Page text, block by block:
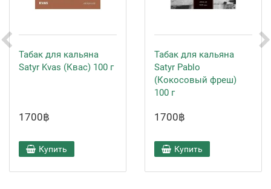
Табак для кальяна
Satyr Kvas (Квас) 100 г
1700฿
Купить
Табак для кальяна
Satyr Pablo
(Кокосовый фреш)
100 г
1700฿
Купить